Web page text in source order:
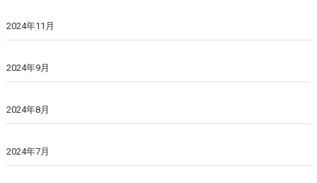
2024年11月
2024年9月
2024年8月
2024年7月